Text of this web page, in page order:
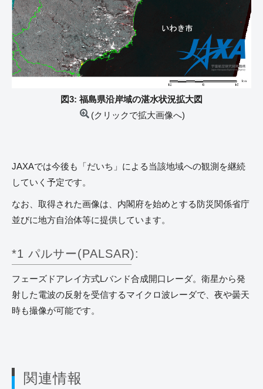
図3: 福島県沿岸域の湛水状況拡大図
(クリックで拡大画像へ)
JAXAでは今後も「だいち」による当該地域への観測を継続
していく予定です。
なお、取得された画像は、内閣府を始めとする防災関係省庁
並びに地方自治体等に提供しています。
*1 パルサー(PALSAR):
フェーズドアレイ方式Lバンド合成開口レーダ。衛星から発
射した電波の反射を受信するマイクロ波レーダで、夜や曇天
時も撮像が可能です。
関連情報